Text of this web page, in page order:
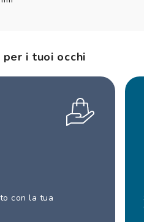
per i tuoi occhi
con la tua